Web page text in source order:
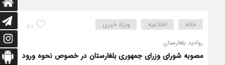
57 خانه اطلاعیه ویژه خبری
روادید بلغارستان
مصوبه شورای وزرای جمهوری بلغارستان در خصوص نحوه ورود